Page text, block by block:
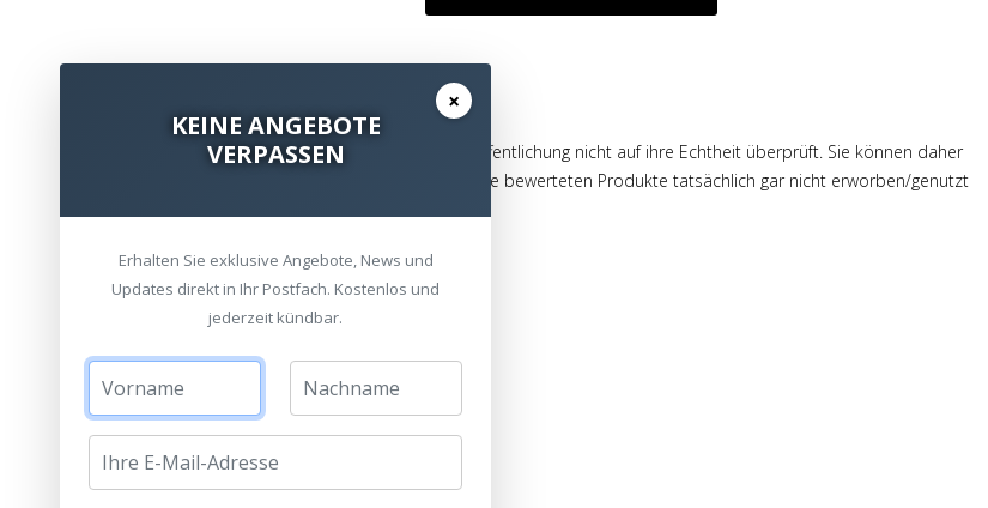
Die Bewertungen werden vor ihrer Veröffentlichung nicht auf ihre Echtheit überprüft. Sie können daher
auch von Verbrauchern stammen, die die bewerteten Produkte tatsächlich gar nicht erworben/genutzt
×
KEINE ANGEBOTE
VERPASSEN
Erhalten Sie exklusive Angebote, News und
Updates direkt in Ihr Postfach. Kostenlos und
jederzeit kündbar.